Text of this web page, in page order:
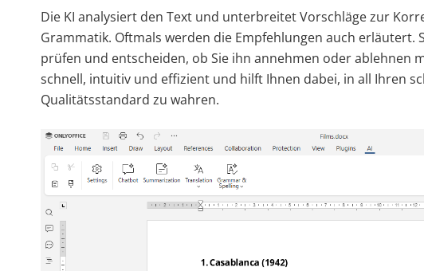
Die KI analysiert den Text und unterbreitet Vorschläge zur
Grammatik. Oftmals werden die Empfehlungen auch erläutert.
prüfen und entscheiden, ob Sie ihn annehmen oder ablehnen
schnell, intuitiv und effizient und hilft Ihnen dabei, in all Ihren
Qualitätsstandard zu wahren.